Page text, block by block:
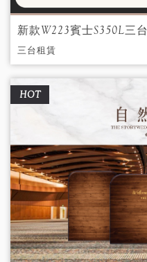
新款W223賓士S350L三台
三台租賃
HOT